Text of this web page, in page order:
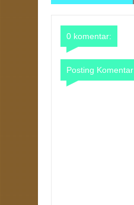
0 komentar:
Posting Komentar